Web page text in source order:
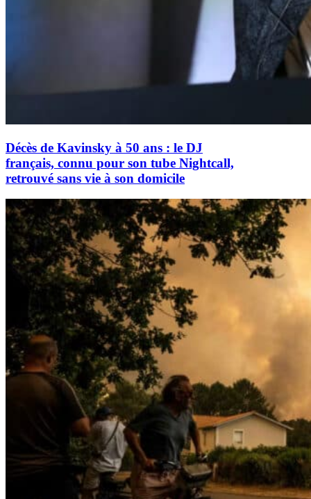
Décès de Kavinsky à 50 ans : le DJ
français, connu pour son tube Nightcall,
retrouvé sans vie à son domicile